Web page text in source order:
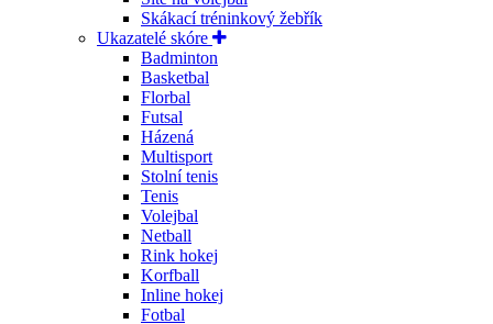
Skákací tréninkový žebřík
Ukazatelé skóre
Badminton
Basketbal
Florbal
Futsal
Házená
Multisport
Stolní tenis
Tenis
Volejbal
Netball
Rink hokej
Korfball
Inline hokej
Fotbal